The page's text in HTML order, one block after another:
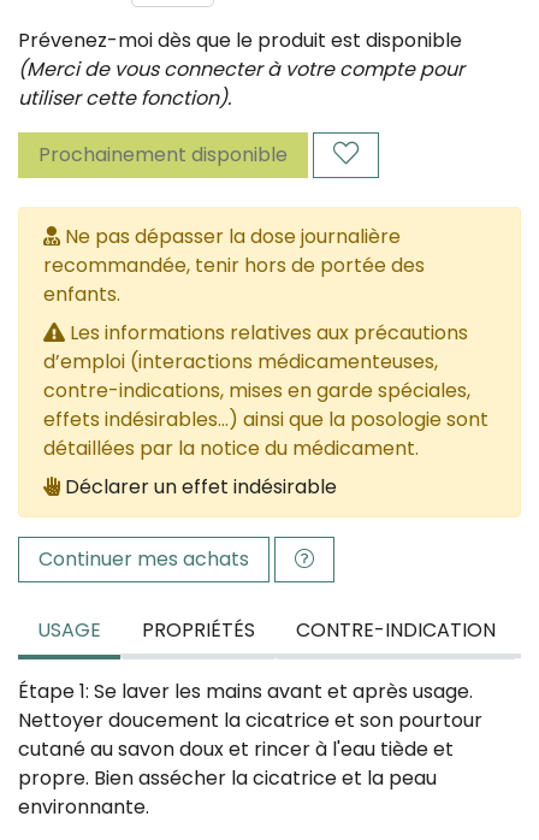
Prévenez-moi dès que le produit est disponible
(Merci de vous connecter à votre compte pour
utiliser cette fonction).
Prochainement disponible
Ne pas dépasser la dose journalière
recommandée, tenir hors de portée des
enfants.
Les informations relatives aux précautions
d’emploi (interactions médicamenteuses,
contre-indications, mises en garde spéciales,
effets indésirables...) ainsi que la posologie sont
détaillées par la notice du médicament.
Déclarer un effet indésirable
Continuer mes achats
USAGE PROPRIÉTÉS CONTRE-INDICATION
Étape 1: Se laver les mains avant et après usage.
Nettoyer doucement la cicatrice et son pourtour
cutané au savon doux et rincer à l'eau tiède et
propre. Bien assécher la cicatrice et la peau
environnante.